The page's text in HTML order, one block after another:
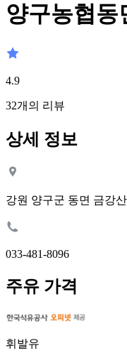
양구농협동
4.9
32개의 리뷰
상세 정보
강원 양구군 동면 금강
033-481-8096
주유 가격
휘발유